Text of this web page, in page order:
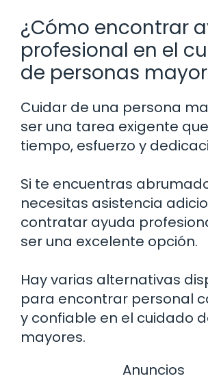
¿Cómo encontrar
profesional en el
de personas
Cuidar de una persona
ser una tarea exigente
tiempo, esfuerzo y
Si te encuentras
necesitas asistencia
contratar ayuda
ser una excelente opción.
Hay varias alternativas
para encontrar personal
y confiable en el cuidado
mayores.
Anuncios